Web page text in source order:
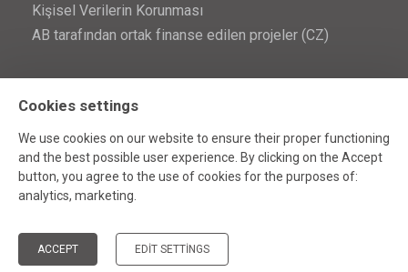
Cookies settings
We use cookies on our website to ensure their proper functioning
and the best possible user experience. By clicking on the Accept
button, you agree to the use of cookies for the purposes of:
analytics, marketing
ACCEPT EDIT SETTINGS
Kişisel Verilerin Korunması
AB tarafından ortak finanse edilen projeler (CZ)
İletişim
© MINIB 2026
Hand-made by [AnFas], powered by